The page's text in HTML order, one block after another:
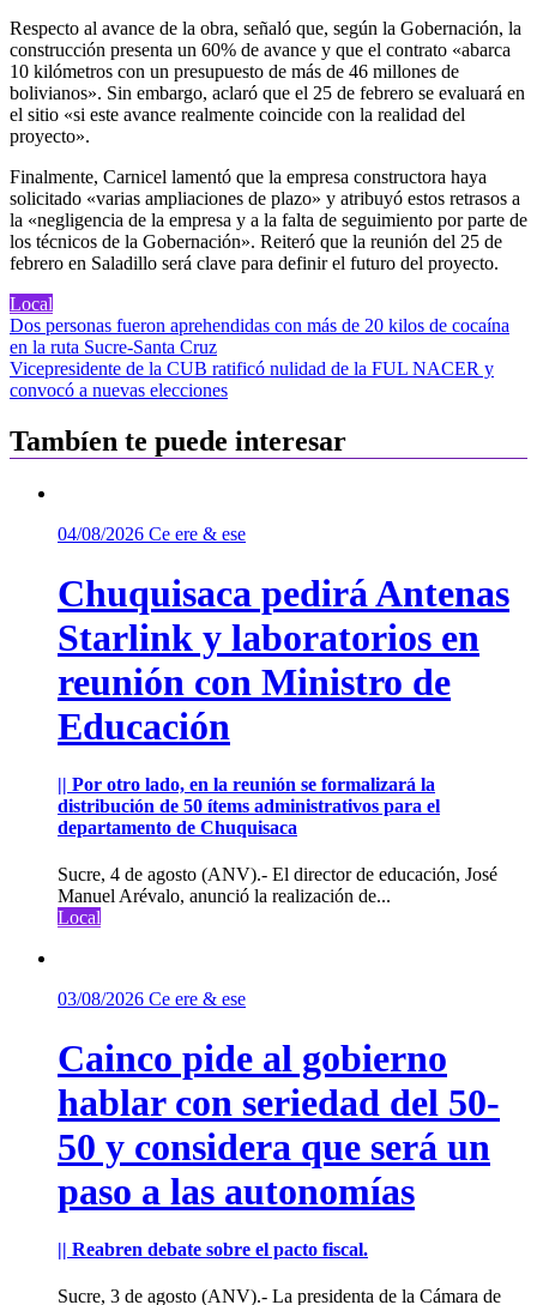
Respecto al avance de la obra, señaló que, según la Gobernación, la
construcción presenta un 60% de avance y que el contrato «abarca
10 kilómetros con un presupuesto de más de 46 millones de
bolivianos». Sin embargo, aclaró que el 25 de febrero se evaluará en
el sitio «si este avance realmente coincide con la realidad del
proyecto».
Finalmente, Carnicel lamentó que la empresa constructora haya
solicitado «varias ampliaciones de plazo» y atribuyó estos retrasos a
la «negligencia de la empresa y a la falta de seguimiento por parte de
los técnicos de la Gobernación». Reiteró que la reunión del 25 de
febrero en Saladillo será clave para definir el futuro del proyecto.
Local
Navegación
de
entradas
Dos personas fueron aprehendidas con más de 20 kilos de cocaína
en la ruta Sucre-Santa Cruz
Vicepresidente de la CUB ratificó nulidad de la FUL NACER y
convocó a nuevas elecciones
Tambíen te puede interesar
04/08/2026 Ce ere & ese
Chuquisaca pedirá Antenas
Starlink y laboratorios en
reunión con Ministro de
Educación
|| Por otro lado, en la reunión se formalizará la
distribución de 50 ítems administrativos para el
departamento de Chuquisaca
Sucre, 4 de agosto (ANV).- El director de educación, José
Manuel Arévalo, anunció la realización de...
Local
03/08/2026 Ce ere & ese
Cainco pide al gobierno
hablar con seriedad del 50-
50 y considera que será un
paso a las autonomías
|| Reabren debate sobre el pacto fiscal.
Sucre, 3 de agosto (ANV).- La presidenta de la Cámara de